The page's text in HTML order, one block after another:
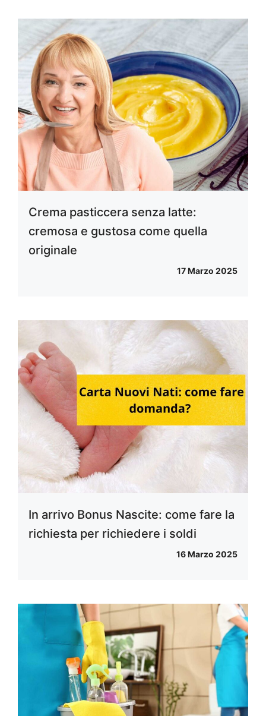
Crema pasticcera senza latte:
cremosa e gustosa come quella
originale
17 Marzo 2025
In arrivo Bonus Nascite: come fare la
richiesta per richiedere i soldi
16 Marzo 2025